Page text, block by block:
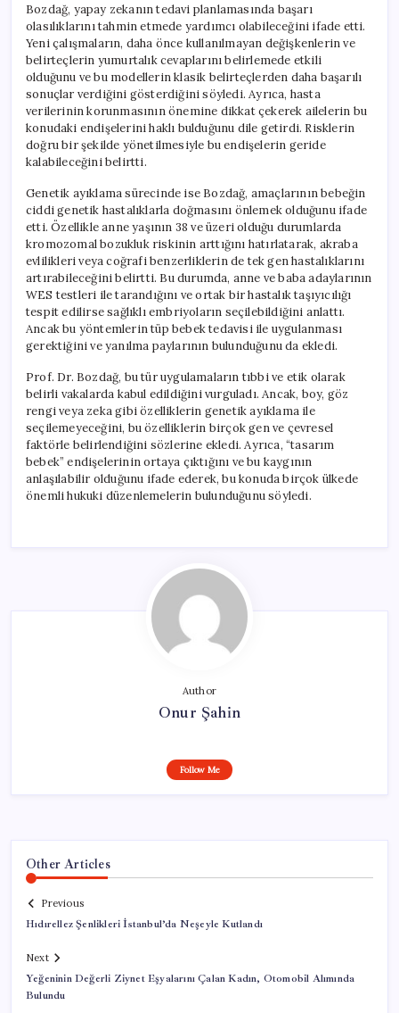
Bozdağ, yapay zekanın tedavi planlamasında başarı
olasılıklarını tahmin etmede yardımcı olabileceğini ifade etti.
Yeni çalışmaların, daha önce kullanılmayan değişkenlerin ve
belirteçlerin yumurtalık cevaplarını belirlemede etkili
olduğunu ve bu modellerin klasik belirteçlerden daha başarılı
sonuçlar verdiğini gösterdiğini söyledi. Ayrıca, hasta
verilerinin korunmasının önemine dikkat çekerek ailelerin bu
konudaki endişelerini haklı bulduğunu dile getirdi. Risklerin
doğru bir şekilde yönetilmesiyle bu endişelerin geride
kalabileceğini belirtti.
Genetik ayıklama sürecinde ise Bozdağ, amaçlarının bebeğin
ciddi genetik hastalıklarla doğmasını önlemek olduğunu ifade
etti. Özellikle anne yaşının 38 ve üzeri olduğu durumlarda
kromozomal bozukluk riskinin arttığını hatırlatarak, akraba
evlilikleri veya coğrafi benzerliklerin de tek gen hastalıklarını
artırabileceğini belirtti. Bu durumda, anne ve baba adaylarının
WES testleri ile tarandığını ve ortak bir hastalık taşıyıcılığı
tespit edilirse sağlıklı embriyoların seçilebildiğini anlattı.
Ancak bu yöntemlerin tüp bebek tedavisi ile uygulanması
gerektiğini ve yanılma paylarının bulunduğunu da ekledi.
Prof. Dr. Bozdağ, bu tür uygulamaların tıbbi ve etik olarak
belirli vakalarda kabul edildiğini vurguladı. Ancak, boy, göz
rengi veya zeka gibi özelliklerin genetik ayıklama ile
seçilemeyeceğini, bu özelliklerin birçok gen ve çevresel
faktörle belirlendiğini sözlerine ekledi. Ayrıca, “tasarım
bebek” endişelerinin ortaya çıktığını ve bu kaygının
anlaşılabilir olduğunu ifade ederek, bu konuda birçok ülkede
önemli hukuki düzenlemelerin bulunduğunu söyledi.
Author
Onur Şahin
Follow Me
Other Articles
Previous
Hıdırellez Şenlikleri İstanbul’da Neşeyle Kutlandı
Next
Yeğeninin Değerli Ziynet Eşyalarını Çalan Kadın, Otomobil Alımında
Bulundu